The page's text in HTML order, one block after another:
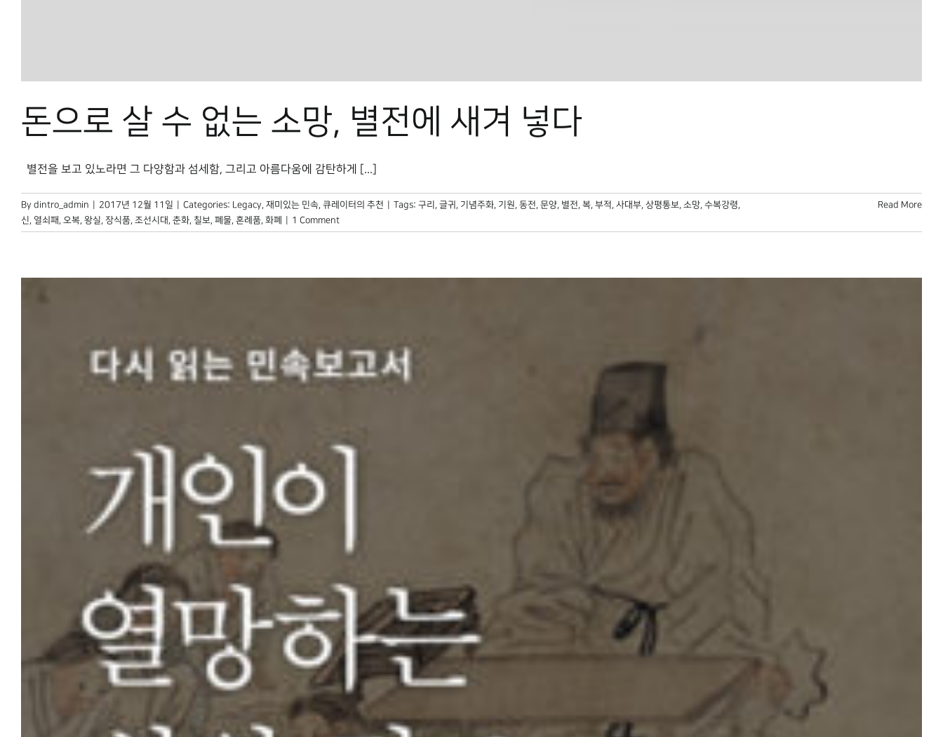
돈으로 살 수 없는 소망, 별전에 새겨 넣다
별전을 보고 있노라면 그 다양함과 섬세함, 그리고 아름다움에 감탄하게 [...]
By dintro_admin 2017년 12월 11일 Categories: Legacy, 재미있는 민속, 큐레이터의 추천 Tags: 구리 , 글귀 , 기념주화, 기원, 동전, 문양, 별전, 복, 부적, 사대부, 상평통보, 소망, 수복강령,
신, 열쇠패 , 오복, 왕실, 장식품, 조선시대 , 춘화, 칠보, 폐물, 혼례품, 화폐 1 Comment
Read More